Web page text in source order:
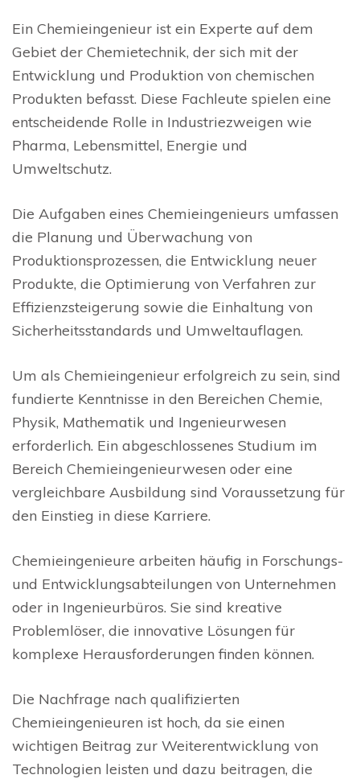
Ein Chemieingenieur ist ein Experte auf dem
Gebiet der Chemietechnik, der sich mit der
Entwicklung und Produktion von chemischen
Produkten befasst. Diese Fachleute spielen eine
entscheidende Rolle in Industriezweigen wie
Pharma, Lebensmittel, Energie und
Umweltschutz.
Die Aufgaben eines Chemieingenieurs umfassen
die Planung und Überwachung von
Produktionsprozessen, die Entwicklung neuer
Produkte, die Optimierung von Verfahren zur
Effizienzsteigerung sowie die Einhaltung von
Sicherheitsstandards und Umweltauflagen.
Um als Chemieingenieur erfolgreich zu sein, sind
fundierte Kenntnisse in den Bereichen Chemie,
Physik, Mathematik und Ingenieurwesen
erforderlich. Ein abgeschlossenes Studium im
Bereich Chemieingenieurwesen oder eine
vergleichbare Ausbildung sind Voraussetzung für
den Einstieg in diese Karriere.
Chemieingenieure arbeiten häufig in Forschungs-
und Entwicklungsabteilungen von Unternehmen
oder in Ingenieurbüros. Sie sind kreative
Problemlöser, die innovative Lösungen für
komplexe Herausforderungen finden können.
Die Nachfrage nach qualifizierten
Chemieingenieuren ist hoch, da sie einen
wichtigen Beitrag zur Weiterentwicklung von
Technologien leisten und dazu beitragen, die